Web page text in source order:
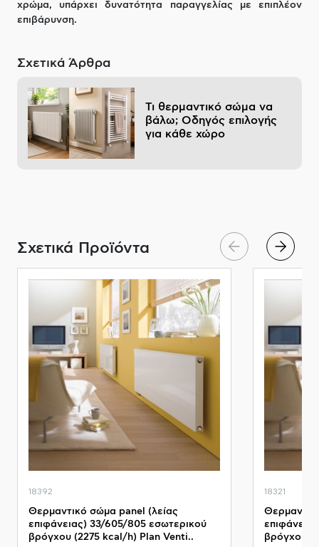
χρώμα, υπάρχει δυνατότητα παραγγελίας με επιπλέον
επιβάρυνση.
Σχετικά Άρθρα
Τι θερμαντικό σώμα να
βάλω; Οδηγός επιλογής
για κάθε χώρο
Σχετικά Προϊόντα
18392
Θερμαντικό σώμα panel (λείας
επιφάνειας) 33/605/805 εσωτερικού
βρόγχου (2275 kcal/h) Plan Venti..
18321
βρόγχου